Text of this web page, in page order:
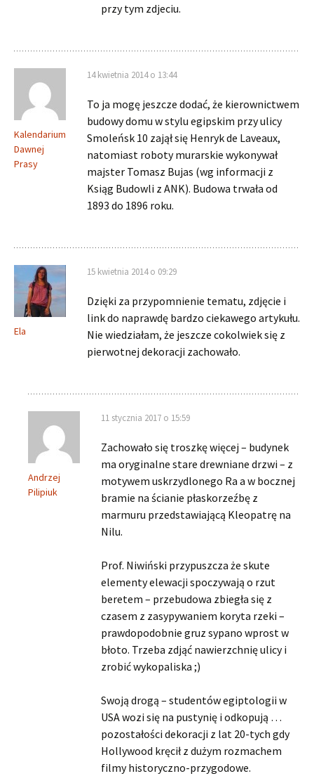
przy tym zdjeciu.
Kalendarium
Dawnej
Prasy
14 kwietnia 2014 o 13:44
To ja mogę jeszcze dodać, że kierownictwem
budowy domu w stylu egipskim przy ulicy
Smoleńsk 10 zajął się Henryk de Laveaux,
natomiast roboty murarskie wykonywał
majster Tomasz Bujas (wg informacji z
Ksiąg Budowli z ANK). Budowa trwała od
1893 do 1896 roku.
Ela
15 kwietnia 2014 o 09:29
Dzięki za przypomnienie tematu, zdjęcie i
link do naprawdę bardzo ciekawego artykułu.
Nie wiedziałam, że jeszcze cokolwiek się z
pierwotnej dekoracji zachowało.
Andrzej
Pilipiuk
11 stycznia 2017 o 15:59
Zachowało się troszkę więcej – budynek
ma oryginalne stare drewniane drzwi – z
motywem uskrzydlonego Ra a w bocznej
bramie na ścianie płaskorzeźbę z
marmuru przedstawiającą Kleopatrę na
Nilu.
Prof. Niwiński przypuszcza że skute
elementy elewacji spoczywają o rzut
beretem – przebudowa zbiegła się z
czasem z zasypywaniem koryta rzeki –
prawdopodobnie gruz sypano wprost w
błoto. Trzeba zdjąć nawierzchnię ulicy i
zrobić wykopaliska ;)
Swoją drogą – studentów egiptologii w
USA wozi się na pustynię i odkopują …
pozostałości dekoracji z lat 20-tych gdy
Hollywood kręcił z dużym rozmachem
filmy historyczno-przygodowe.